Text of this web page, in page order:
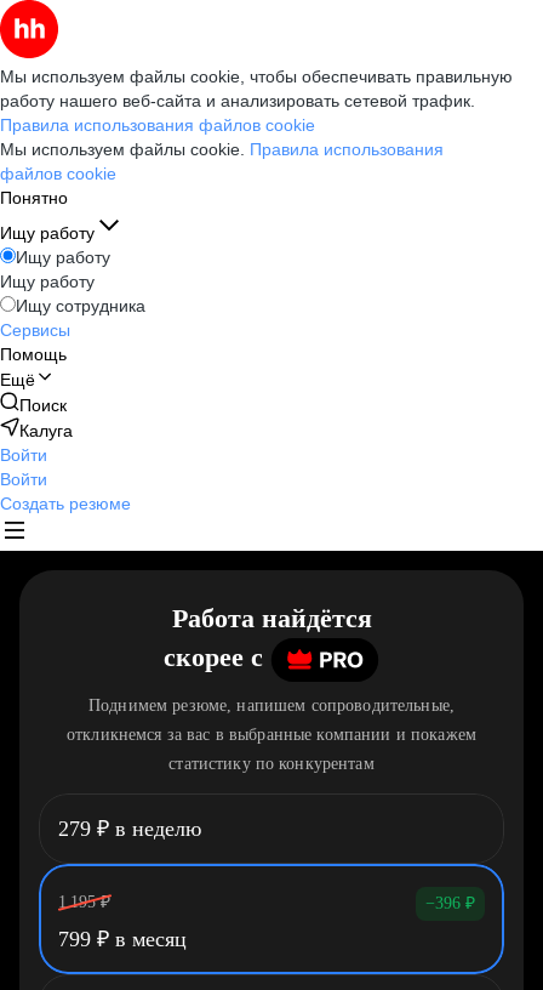
Мы используем файлы cookie, чтобы обеспечивать правильную
работу нашего веб-сайта и анализировать сетевой трафик.
Правила использования файлов cookie
Мы используем файлы cookie. Правила использования
файлов cookie
Понятно
Ищу работу
Ищу работу
Ищу работу
Ищу сотрудника
Сервисы
Помощь
Ещё
Поиск
Калуга
Войти
Войти
Создать резюме
Работа найдётся
скорее c
Поднимем резюме, напишем сопроводительные,
откликнемся за вас в выбранные компании и покажем
статистику по конкурентам
279 ₽ в неделю
1 195 ₽ −396 ₽
799 ₽ в месяц